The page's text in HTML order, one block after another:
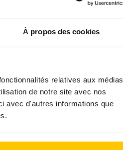
À propos des cookies
relatives aux médias
de notre site avec nos
avec d'autres informations que